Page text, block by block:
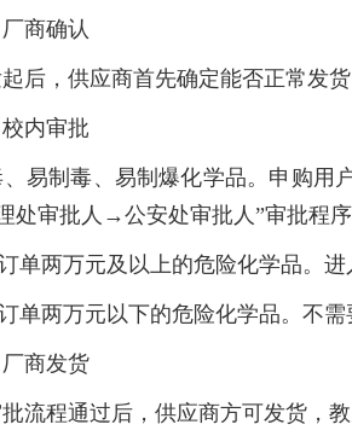
厂商确认
后，供应商首先确定能否正常发
校内审批
、易制毒、易制爆化学品。申购
处审批人→公安处审批人”审批程
单两万元及以上的危险化学品。进
单两万元以下的危险化学品。不需
厂商发货
流程通过后，供应商方可发货，